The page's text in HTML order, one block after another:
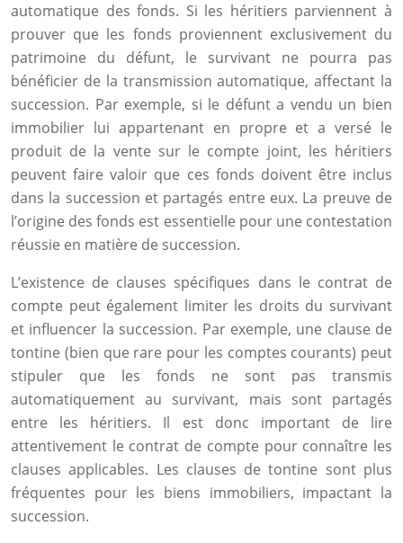
automatique des fonds. Si les héritiers parviennent à
prouver que les fonds proviennent exclusivement du
patrimoine du défunt, le survivant ne pourra pas
bénéficier de la transmission automatique, affectant la
succession. Par exemple, si le défunt a vendu un bien
immobilier lui appartenant en propre et a versé le
produit de la vente sur le compte joint, les héritiers
peuvent faire valoir que ces fonds doivent être inclus
dans la succession et partagés entre eux. La preuve de
l’origine des fonds est essentielle pour une contestation
réussie en matière de succession.
L’existence de clauses spécifiques dans le contrat de
compte peut également limiter les droits du survivant
et influencer la succession. Par exemple, une clause de
tontine (bien que rare pour les comptes courants) peut
stipuler que les fonds ne sont pas transmis
automatiquement au survivant, mais sont partagés
entre les héritiers. Il est donc important de lire
attentivement le contrat de compte pour connaître les
clauses applicables. Les clauses de tontine sont plus
fréquentes pour les biens immobiliers, impactant la
succession.